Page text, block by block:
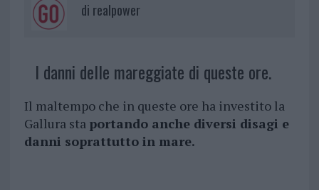
di realpower
I danni delle mareggiate di queste ore.
Il maltempo che in queste ore ha investito la
Gallura sta portando anche diversi disagi e
danni soprattutto in mare.